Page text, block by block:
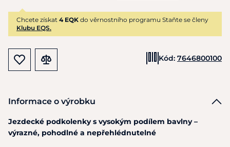
Chcete získat 4 EQK do věrnostního programu Staňte se členy
Klubu EQS.
Kód: 7646800100
Informace o výrobku
Jezdecké podkolenky s vysokým podílem bavlny –
výrazné, pohodlné a nepřehlédnutelné